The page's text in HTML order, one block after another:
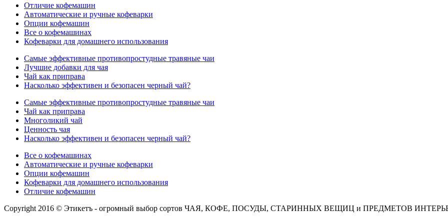
Отличие кофемашин
Автоматические и ручные кофеварки
Опции кофемашин
Все о кофемашинах
Кофеварки для домашнего использования
Самые эффективные противопростудные травяные чаи
Лучшие добавки для чая
Чай как приправа
Насколько эффективен и безопасен черный чай?
Самые эффективные противопростудные травяные чаи
Чай как приправа
Многоликий чай
Ценность чая
Насколько эффективен и безопасен черный чай?
Все о кофемашинах
Автоматические и ручные кофеварки
Опции кофемашин
Кофеварки для домашнего использования
Отличие кофемашин
Copyright 2016 © Этикетъ - огромный выбор сортов ЧАЯ, КОФЕ, ПОСУДЫ, СТАРИННЫХ ВЕЩИЦ и ПРЕДМЕТОВ